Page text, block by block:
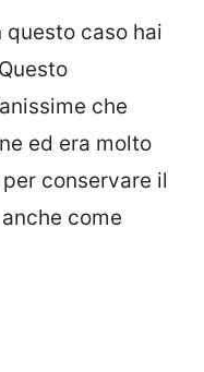
questo caso hai
che
ed era molto
conservare il
come